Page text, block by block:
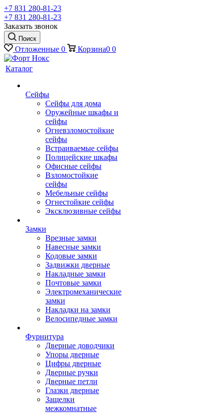
+7 831 280-81-23
+7 831 280-81-23
Заказать звонок
Поиск
Отложенные 0 Корзина0 0
Каталог
Сейфы
Сейфы для дома
Оружейные шкафы и
сейфы
Огневзломостойкие
сейфы
Встраиваемые сейфы
Полицейские шкафы
Офисные сейфы
Взломостойкие
сейфы
Мебельные сейфы
Огнестойкие сейфы
Эксклюзивные сейфы
Замки
Врезные замки
Навесные замки
Кодовые замки
Задвижки дверные
Накладные замки
Почтовые замки
Электромеханические
замки
Накладки на замки
Велосипедные замки
Фурнитура
Дверные доводчики
Упоры дверные
Цифры дверные
Дверные ручки
Дверные петли
Глазки дверные
Защелки
межкомнатные